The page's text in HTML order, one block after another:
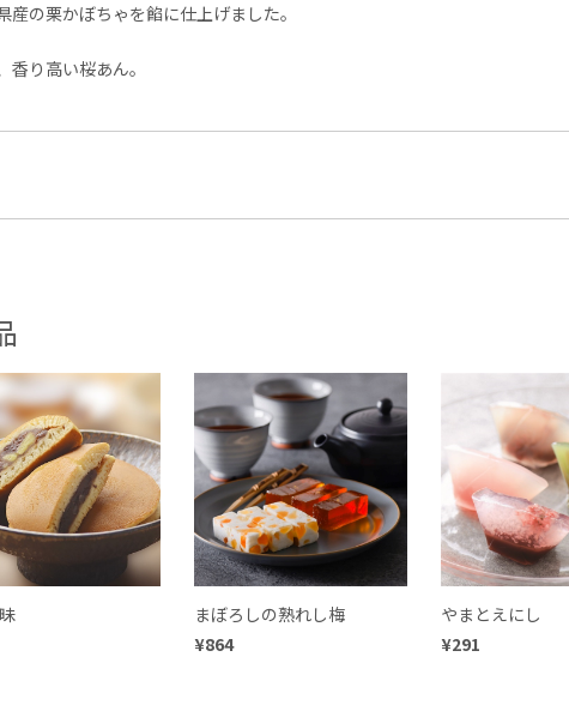
の栗かぼちゃを餡に仕上げました。
り高い桜あん。
まぼろしの熟れし梅
¥864
やまとえにし
¥291